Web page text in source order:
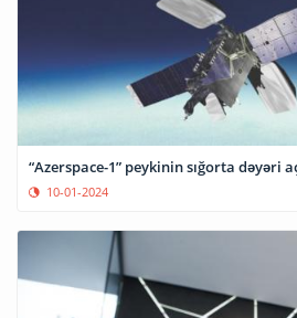
“Azerspace-1” peykinin sığorta dəyəri
10-01-2024